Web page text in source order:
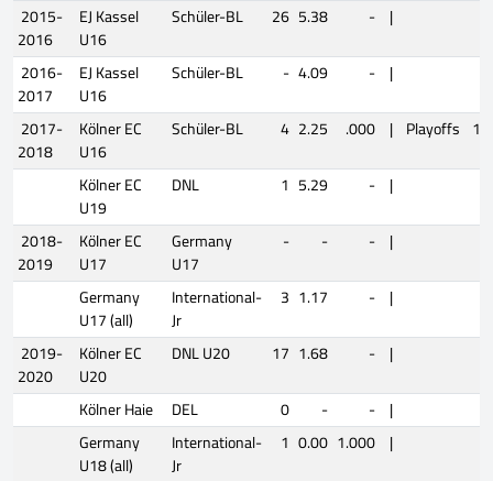
2015-
2016
EJ Kassel
U16
Schüler-BL 26 5.38 - |
2016-
2017
EJ Kassel
U16
Schüler-BL - 4.09 - |
2017-
2018
Kölner EC
U16
Schüler-BL 4 2.25 .000 | Playoffs 10
Kölner EC
U19
DNL 1 5.29 - |
2018-
2019
Kölner EC
U17
Germany
U17
- - - |
Germany
U17 (all)
International-
Jr
3 1.17 - |
2019-
2020
Kölner EC
U20
DNL U20 17 1.68 - |
Kölner Haie
DEL 0 - - |
Germany
U18 (all)
International-
Jr
1 0.00 1.000 |